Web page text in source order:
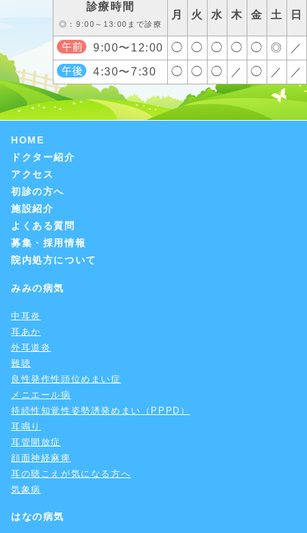
診療時間
◎：9:00～13:00まで診療
月 火 水 木 金 土 日
9:00〜12:00 ◯ ◯ ◯ ◯ ◯ ◎ ／
4:30〜7:30 ◯ ◯ ◯ ／ ◯ ／ ／
HOME
ドクター紹介
アクセス
初診の方へ
施設紹介
よくある質問
募集・採用情報
院内処方について
みみの病気
中耳炎
耳あか
外耳道炎
難聴
良性発作性頭位めまい症
メニエール病
持続性知覚性姿勢誘発めまい（PPPD）
耳鳴り
耳管開放症
顔面神経麻痺
耳の聴こえが気になる方へ
気象病
はなの病気